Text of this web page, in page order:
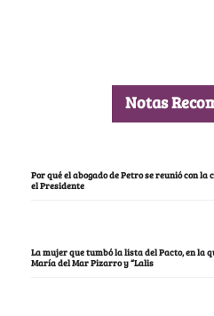
Notas
Por qué el abogado de Petro se reunió con
el Presidente
La mujer que tumbó la lista del Pacto, en la
María del Mar Pizarro y “Lalis